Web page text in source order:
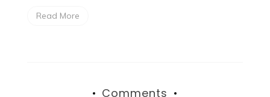
Read More
Comments